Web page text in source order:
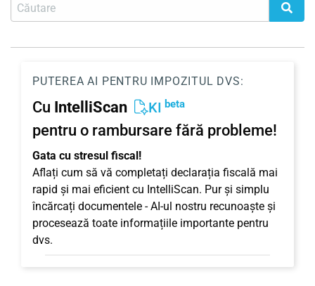
PUTEREA AI PENTRU IMPOZITUL DVS:
Cu IntelliScan KI beta
pentru o rambursare fără probleme!
Gata cu stresul fiscal!
Aflați cum să vă completați declarația fiscală mai
rapid și mai eficient cu IntelliScan. Pur și simplu
încărcați documentele - AI-ul nostru recunoaște și
procesează toate informațiile importante pentru
dvs.